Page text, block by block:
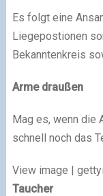
Es folgt eine
Liegepostionen
Bekanntenkreis
Arme draußen
Mag es, wenn die
schnell noch das
View image |
Taucher